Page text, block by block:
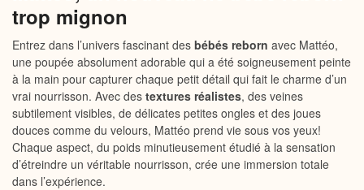
trop mignon
Entrez dans l’univers fascinant des bébés reborn avec Mattéo,
une poupée absolument adorable qui a été soigneusement peinte
à la main pour capturer chaque petit détail qui fait le charme d’un
vrai nourrisson. Avec des textures réalistes, des veines
subtilement visibles, de délicates petites ongles et des joues
douces comme du velours, Mattéo prend vie sous vos yeux!
Chaque aspect, du poids minutieusement étudié à la sensation
d’étreindre un véritable nourrisson, crée une immersion totale
dans l’expérience.